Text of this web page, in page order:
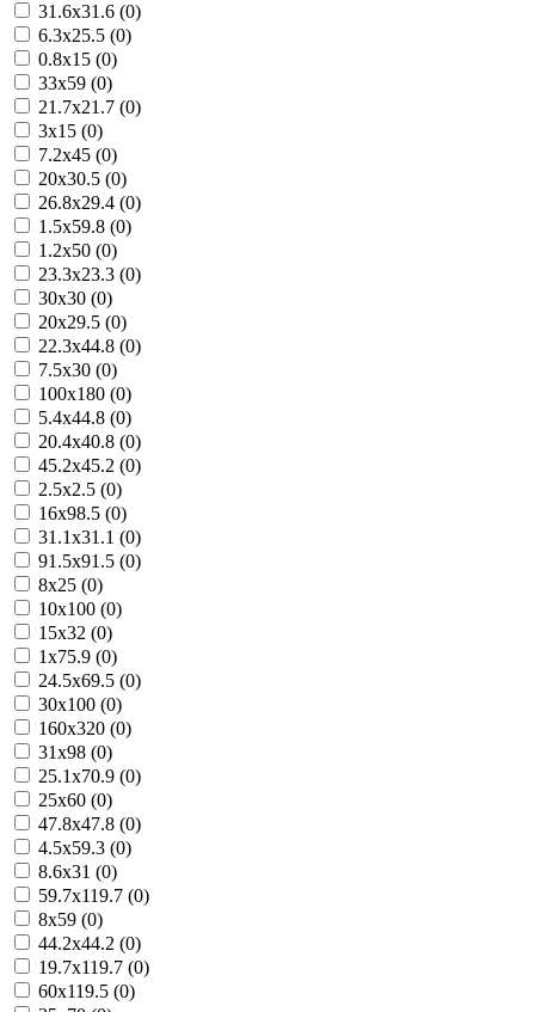
31.6x31.6 (0)
6.3x25.5 (0)
0.8x15 (0)
33x59 (0)
21.7x21.7 (0)
3x15 (0)
7.2x45 (0)
20x30.5 (0)
26.8x29.4 (0)
1.5x59.8 (0)
1.2x50 (0)
23.3x23.3 (0)
30x30 (0)
20x29.5 (0)
22.3x44.8 (0)
7.5x30 (0)
100x180 (0)
5.4x44.8 (0)
20.4x40.8 (0)
45.2x45.2 (0)
2.5x2.5 (0)
16x98.5 (0)
31.1x31.1 (0)
91.5x91.5 (0)
8x25 (0)
10x100 (0)
15x32 (0)
1x75.9 (0)
24.5x69.5 (0)
30x100 (0)
160x320 (0)
31x98 (0)
25.1x70.9 (0)
25x60 (0)
47.8x47.8 (0)
4.5x59.3 (0)
8.6x31 (0)
59.7x119.7 (0)
8x59 (0)
44.2x44.2 (0)
19.7x119.7 (0)
60x119.5 (0)